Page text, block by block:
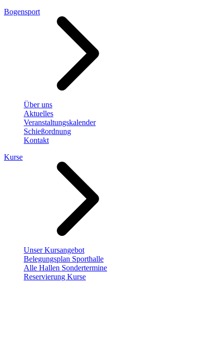
Bogensport
Über uns
Aktuelles
Veranstaltungskalender
Schießordnung
Kontakt
Kurse
Unser Kursangebot
Belegungsplan Sporthalle
Alle Hallen Sondertermine
Reservierung Kurse